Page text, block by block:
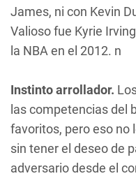
James, ni con Kevin
Valioso fue Kyrie
la NBA en el 2012. n
Instinto arrollador.
las competencias del
favoritos, pero eso no
sin tener el deseo de
adversario desde el